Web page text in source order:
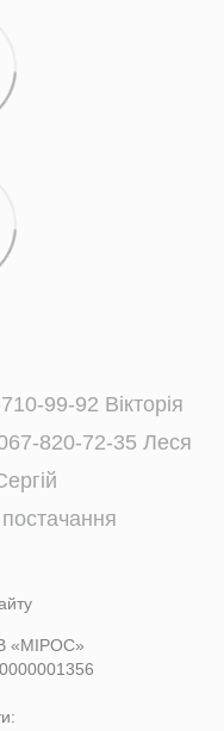
99-92 Вікторія
820-72-35 Леся
«МІРОС»